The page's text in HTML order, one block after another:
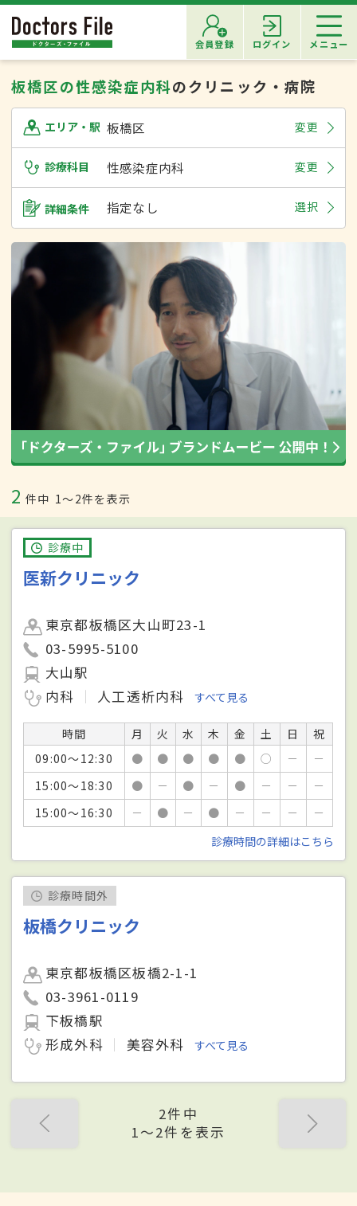
会員登録 ログイン メニュー
板橋区の性感染症内科のクリニック・病院
エリア・駅 板橋区 変更
診療科目 性感染症内科 変更
詳細条件 指定なし 選択
2 件中 1〜2件を表示
診療中
医新クリニック
東京都板橋区大山町23-1
03-5995-5100
大山駅
内科
人工透析内科 すべて見る
時間 月 火 水 木 金 土 日
祝
09:00～12:30
● ● ● ● ● ○ －
－
15:00～18:30
● － ● － ● － －
－
15:00～16:30
－ ● － ● － － －
－
診療時間の詳細はこちら
診療時間外
板橋クリニック
東京都板橋区板橋2-1-1
03-3961-0119
下板橋駅
形成外科
美容外科 すべて見る
2件中
1〜2件を表示